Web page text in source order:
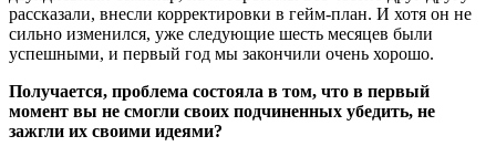
рассказали, внесли корректировки в гейм-план. И хотя он не
сильно изменился, уже следующие шесть месяцев были
успешными, и первый год мы закончили очень хорошо.
Получается, проблема состояла в том, что в первый
момент вы не смогли своих подчиненных убедить, не
зажгли их своими идеями?